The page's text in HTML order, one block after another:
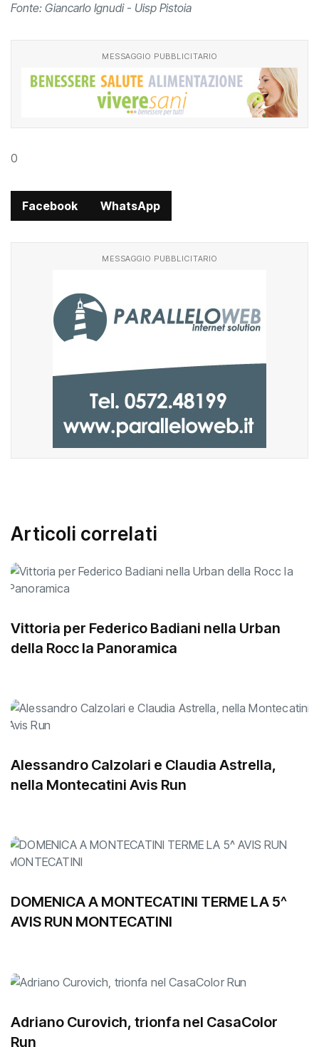
Fonte: Giancarlo Ignudi - Uisp Pistoia
MESSAGGIO PUBBLICITARIO
0
Facebook WhatsApp
MESSAGGIO PUBBLICITARIO
Articoli correlati
Vittoria per Federico Badiani nella Urban
della Rocc la Panoramica
Alessandro Calzolari e Claudia Astrella,
nella Montecatini Avis Run
DOMENICA A MONTECATINI TERME LA 5^
AVIS RUN MONTECATINI
Adriano Curovich, trionfa nel CasaColor
Run